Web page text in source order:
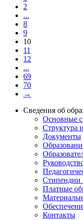
2
...
8
9
10
11
12
...
69
70
→
Сведения об
Основные
Структура
Документы
Стипендии
Платные
Контакты